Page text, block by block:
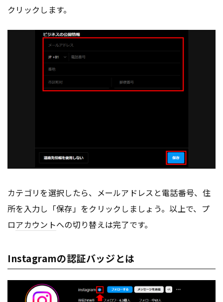
クリックします。
カテゴリを選択したら、メールアドレスと電話番号、住
所を入力し「保存」をクリックしましょう。以上で、プ
ロアカウントへの切り替えは完了です。
Instagramの認証バッジとは